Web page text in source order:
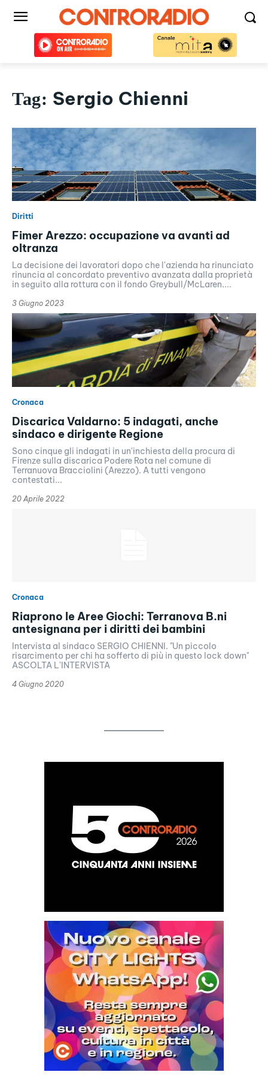
Tag: Sergio Chienni
Diritti
Fimer Arezzo: occupazione va avanti ad
oltranza
La decisione dei lavoratori dopo che l'azienda ha rinunciato
rinuncia al concordato preventivo avanzata dalla proprietà
in seguito alla rottura con il fondo Greybull/McLaren....
3 Giugno 2023
Cronaca
Discarica Valdarno: 5 indagati, anche
sindaco e dirigente Regione
Sono cinque gli indagati in un'inchiesta della procura di
Firenze sulla discarica Podere Rota nel comune di
Terranuova Bracciolini (Arezzo). A tutti vengono
contestati...
20 Aprile 2022
Cronaca
Riaprono le Aree Giochi: Terranova B.ni
antesignana per i diritti dei bambini
Intervista al sindaco SERGIO CHIENNI. "Un piccolo
risarcimento per chi ha sofferto di più in questo lock down"
ASCOLTA L'INTERVISTA
4 Giugno 2020